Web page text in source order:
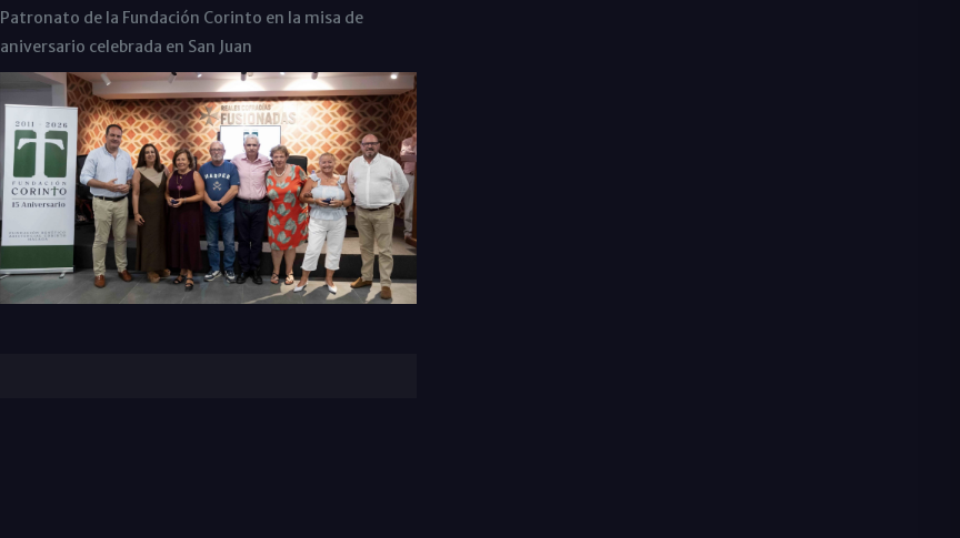
Patronato de la Fundación Corinto en la misa de
aniversario celebrada en San Juan